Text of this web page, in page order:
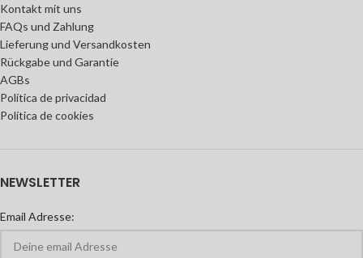
Kontakt mit uns
FAQs und Zahlung
Lieferung und Versandkosten
Rückgabe und Garantie
AGBs
Política de privacidad
Política de cookies
NEWSLETTER
Email Adresse: